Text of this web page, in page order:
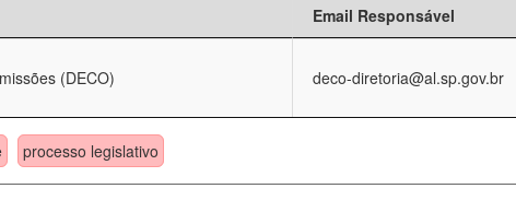
Email Responsável
(DECO) deco-diretoria@al.sp.gov.br
processo legislativo